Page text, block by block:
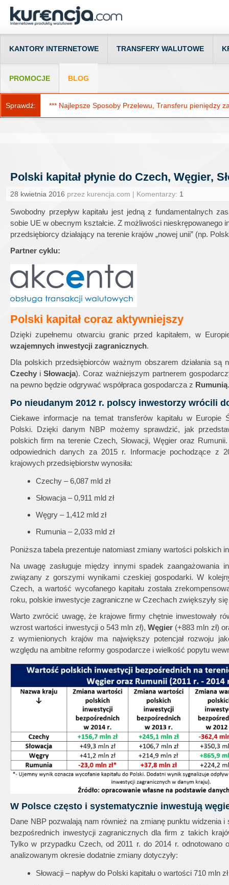
KANTORY INTERNETOWE TRANSFERY WALUTOWE
PROMOCJE BLOG
Sprawdź: *** Najlepsze Sposoby Przelewu, Transferu pieniędzy
Polski kapitał płynie do Czech, Węgier,
28 kwietnia 2016 przez kurencja.com | Komentarzy: 1
Swobodny przepływ kapitału jest jedną z fundamentalnych
sobie UE w obecnym kształcie. Z możliwości nieskrępowanego
przedsiębiorcy działający na terenie krajów „nowej unii” (np.
Partner cyklu:
Polski kapitał coraz aktywniejszy
Dzięki zupełnemu otwarciu granic przed kapitałem, w
wzajemnych inwestycji zagranicznych.
Dla polskich przedsiębiorców ważnym obszarem działania są
Czechy i Słowacja). Coraz ważniejszym partnerem
na pewno będzie odgrywać współpraca gospodarcza z Rumunią.
Po nieudanym 2012 r. polscy inwestorzy wrócili
Ciekawe informacje na temat transferów kapitału w Europie
Polski. Dzięki danym NBP możemy sprawdzić, jak
polskich firm na terenie Czech, Słowacji, Węgier oraz
odpowiednich danych za 2015 r. Informacje pochodzące z
krajowych przedsiębiorstw wynosiła:
Czechy – 6,087 mld zł
Słowacja – 0,911 mld zł
Węgry – 1,412 mld zł
Rumunia – 2,033 mld zł
Poniższa tabela prezentuje natomiast zmiany wartości polskich
Na uwagę zasługuje między innymi spadek zaangażowania
związany z gorszymi wynikami czeskiej gospodarki. W
Czech, a wartość wycofanego kapitału została
roku, polskie inwestycje zagraniczne w Czechach zwiększyły się
Warto zwrócić uwagę, że krajowe firmy chętnie inwestowały
wzrost wartości inwestycji o 543 mln zł), Węgier(+883 mln zł)
z wymienionych krajów ma największy potencjał rozwoju
względu na ambitne reformy gospodarcze i wielkość popytu
W Polsce często i systematycznie inwestują
Dane NBP pozwalają nam również na zmianę punktu widzenia
bezpośrednich inwestycji zagranicznych dla firm z takich
Tylko w przypadku Czech, od 2011 r. do 2014 r. odnotowano
analizowanym okresie dodatnie zmiany dotyczyły:
Słowacji – napływ do Polski kapitału o wartości 710 mln zł